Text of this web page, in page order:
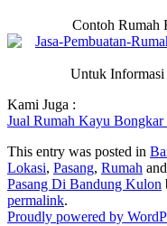
Contoh Rumah
Untuk Informasi
Kami Juga :
Jual Rumah Kayu
This entry was posted in
Lokasi, Pasang, Rumah
Pasang Di Bandung Kulon
permalink.
Proudly powered by